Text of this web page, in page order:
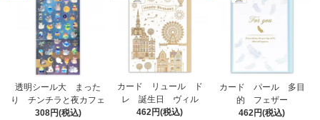
透明シール大 まった
り チンチラと夜カフェ
308円(税込)
カード リュール ド
レ 誕生日 ヴィル
462円(税込)
カード パール 多目
的 フェザー
462円(税込)